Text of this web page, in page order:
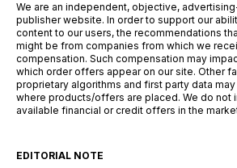
We are an independent, objective,
publisher website. In order to support our
content to our users, the recommendations
might be from companies from which we
compensation. Such compensation may
which order offers appear on our site. Other
proprietary algorithms and first party data
where products/offers are placed. We do not
available financial or credit offers in the
EDITORIAL NOTE